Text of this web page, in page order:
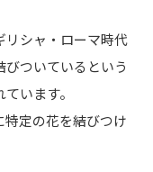
リシャ・ローマ時代
ついているという
います。
定の花を結びつけ